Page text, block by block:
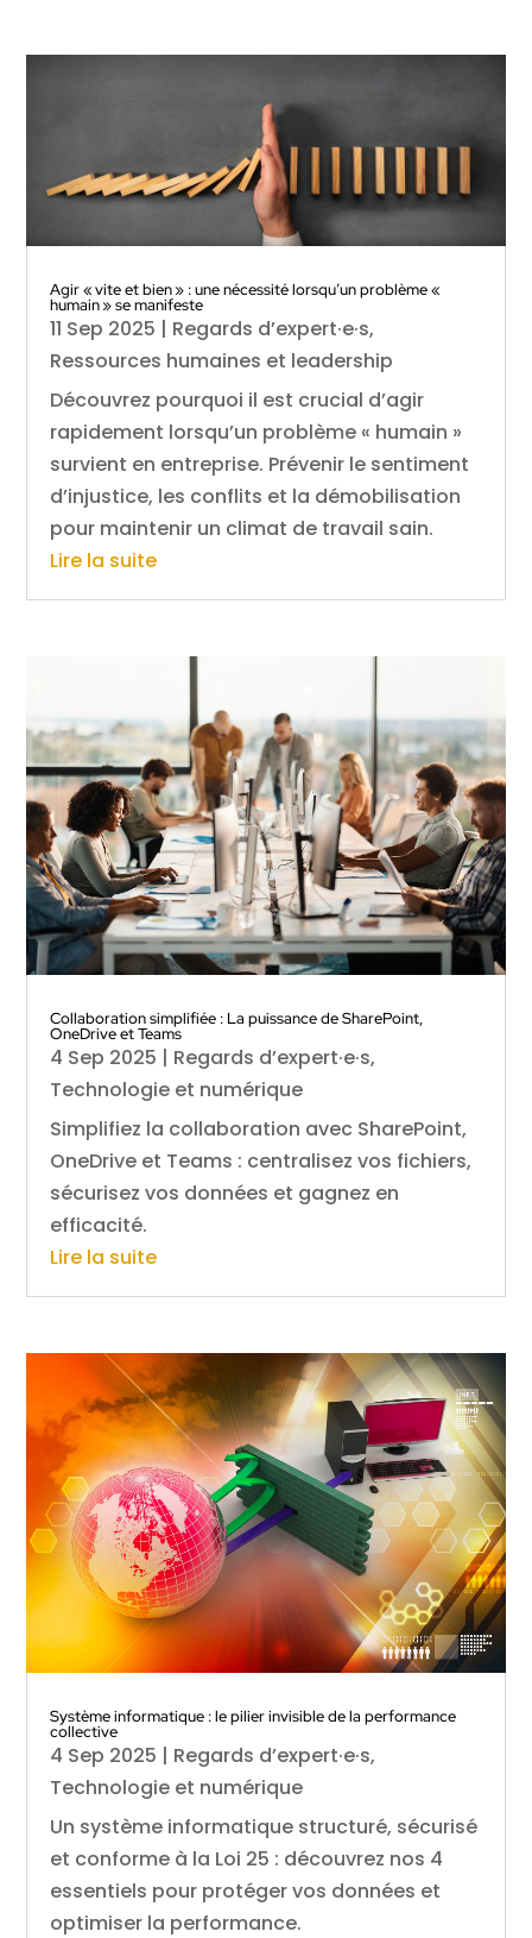
Agir « vite et bien » : une nécessité lorsqu’un problème «
humain » se manifeste
11 Sep 2025 | Regards d’expert·e·s,
Ressources humaines et leadership
Découvrez pourquoi il est crucial d’agir
rapidement lorsqu’un problème « humain »
survient en entreprise. Prévenir le sentiment
d’injustice, les conflits et la démobilisation
pour maintenir un climat de travail sain.
Lire la suite
Collaboration simplifiée : La puissance de SharePoint,
OneDrive et Teams
4 Sep 2025 | Regards d’expert·e·s,
Technologie et numérique
Simplifiez la collaboration avec SharePoint,
OneDrive et Teams : centralisez vos fichiers,
sécurisez vos données et gagnez en
efficacité.
Lire la suite
Système informatique : le pilier invisible de la performance
collective
4 Sep 2025 | Regards d’expert·e·s,
Technologie et numérique
Un système informatique structuré, sécurisé
et conforme à la Loi 25 : découvrez nos 4
essentiels pour protéger vos données et
optimiser la performance.